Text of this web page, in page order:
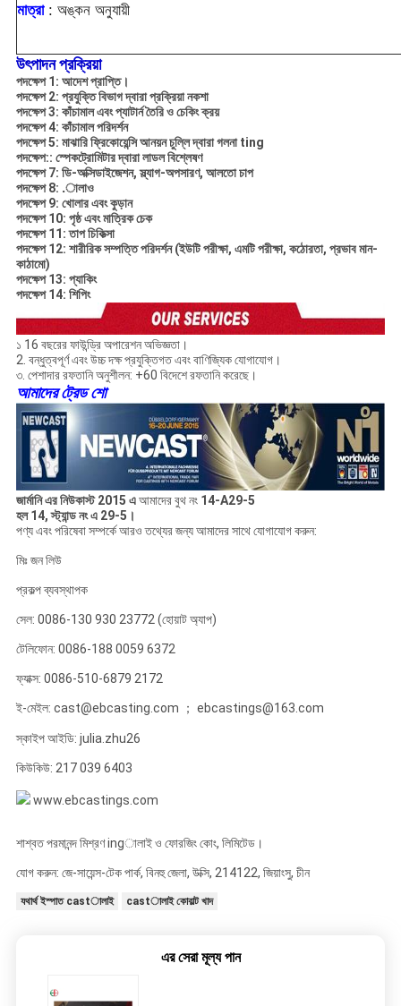
মাত্রা: অঙ্কন অনুযায়ী
উৎপাদন প্রক্রিয়া
পদক্ষেপ 1: আদেশ প্রাপ্তি।
পদক্ষেপ 2: প্রযুক্তি বিভাগ দ্বারা প্রক্রিয়া নকশা
পদক্ষেপ 3: কাঁচামাল এবং প্যাটার্নতৈরি ও চেকিং ক্রয়
পদক্ষেপ 4: কাঁচামাল পরিদর্শন
পদক্ষেপ 5: মাঝারি ফ্রিকোয়েন্সি আনয়ন চুল্লি দ্বারা গলনা ting
পদক্ষেপ:: স্পেকট্রোমিটার দ্বারা লাডল বিশ্লেষণ
পদক্ষেপ 7: ডি-অক্সিডাইজেশন, স্ল্যাগ-অপসারণ, আলতো চাপ
পদক্ষেপ 8: .ালাও
পদক্ষেপ 9: খোলার এবং কুড়ান
পদক্ষেপ 10: পৃষ্ঠ এবং মাত্রিক চেক
পদক্ষেপ 11: তাপ চিকিত্সা
পদক্ষেপ 12: শারীরিক সম্পত্তি পরিদর্শন (ইউটি পরীক্ষা, এমটি পরীক্ষা, কঠোরতা, প্রভাব মান-
কাঠামো)
পদক্ষেপ 13: প্যাকিং
পদক্ষেপ 14: শিপিং
১ 16 বছরের ফাউন্ড্রি অপারেশন অভিজ্ঞতা।
2. বন্ধুত্বপূর্ণ এবং উচ্চ দক্ষ প্রযুক্তিগত এবং বাণিজ্যিক যোগাযোগ।
৩. পেশাদার রফতানি অনুশীলন: +60 বিদেশে রফতানি করেছে।
আমাদের ট্রেড শো
জার্মানি এর নিউকাস্ট 2015 এআমাদের বুথ নং 14-A29-5
হল 14, স্ট্যান্ড নং এ 29-5।
পণ্য এবং পরিষেবা সম্পর্কে আরও তথ্যের জন্য আমাদের সাথে যোগাযোগ করুন:
মিঃ জন লিউ
প্রকল্প ব্যবস্থাপক
সেল: 0086-130 930 23772 (হোয়াট অ্যাপ)
টেলিফোন: 0086-188 0059 6372
ফ্যাক্স: 0086-510-6879 2172
ই-মেইল: cast@ebcasting.com ； ebcastings@163.com
স্কাইপ আইডি: julia.zhu26
কিউকিউ: 217 039 6403
www.ebcastings.com
শাশ্বত পরমানন্দ মিশ্রণ ingালাই ও ফোরজিং কোং, লিমিটেড।
যোগ করুন: জে-সায়েন্স-টেক পার্ক, বিনহু জেলা, উক্সি, 214122, জিয়াংসু, চীন
যথার্থ ইস্পাত castালাই castালাই কোবাল্ট খাদ
এর সেরা মূল্য পান